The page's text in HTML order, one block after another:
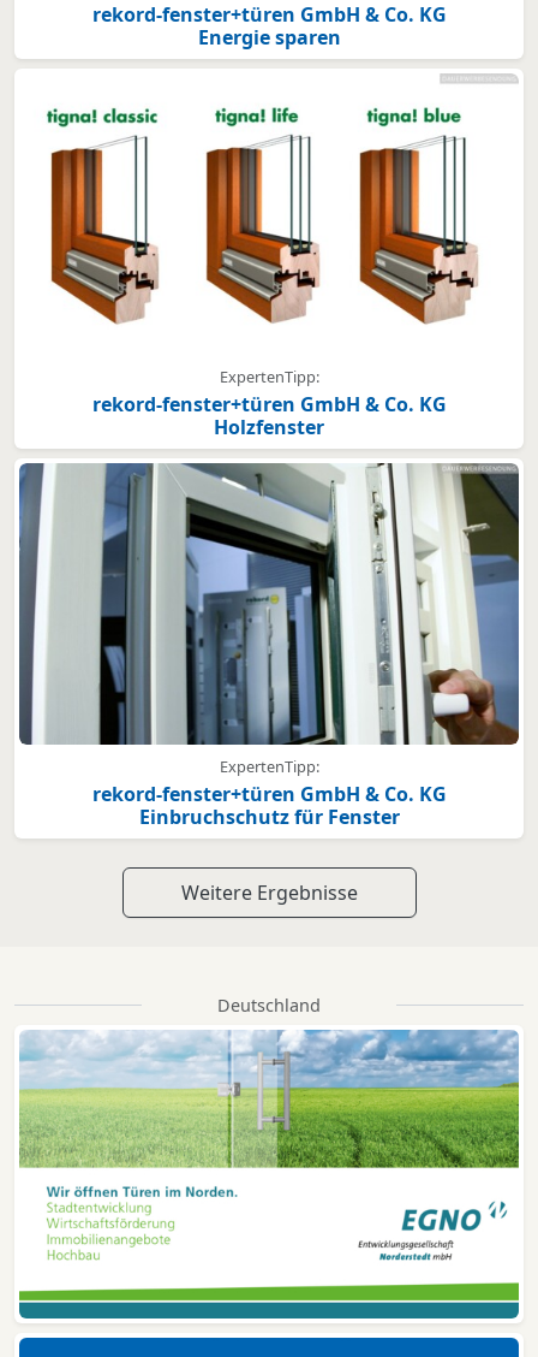
rekord-fenster+türen GmbH & Co. KG
Energie sparen
ExpertenTipp:
rekord-fenster+türen GmbH & Co. KG
Holzfenster
ExpertenTipp:
rekord-fenster+türen GmbH & Co. KG
Einbruchschutz für Fenster
Weitere Ergebnisse
Deutschland